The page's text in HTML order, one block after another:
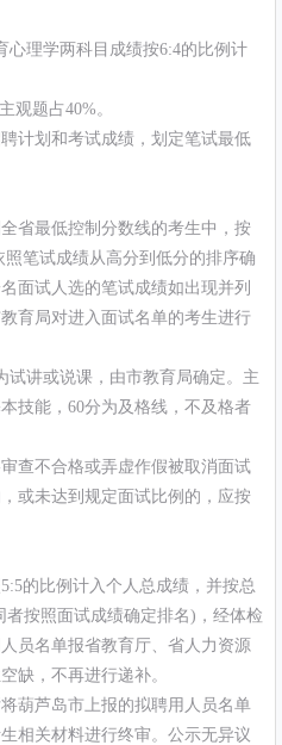
心理学两科目成绩按6:4的比例计
观题占40%。
计划和考试成绩，划定笔试最低
省最低控制分数线的考生中，按
笔试成绩从高分到低分的排序确
面试人选的笔试成绩如出现并列
育局对进入面试名单的考生进行
试讲或说课，由市教育局确定。主
技能，60分为及格线，不及格者
查不合格或弄虚作假被取消面试
或未达到规定面试比例的，应按
的比例计入个人总成绩，并按总
按照面试成绩确定排名)，经体检
员名单报省教育厅、省人力资源
缺，不再进行递补。
葫芦岛市上报的拟聘用人员名单
相关材料进行终审。公示无异议